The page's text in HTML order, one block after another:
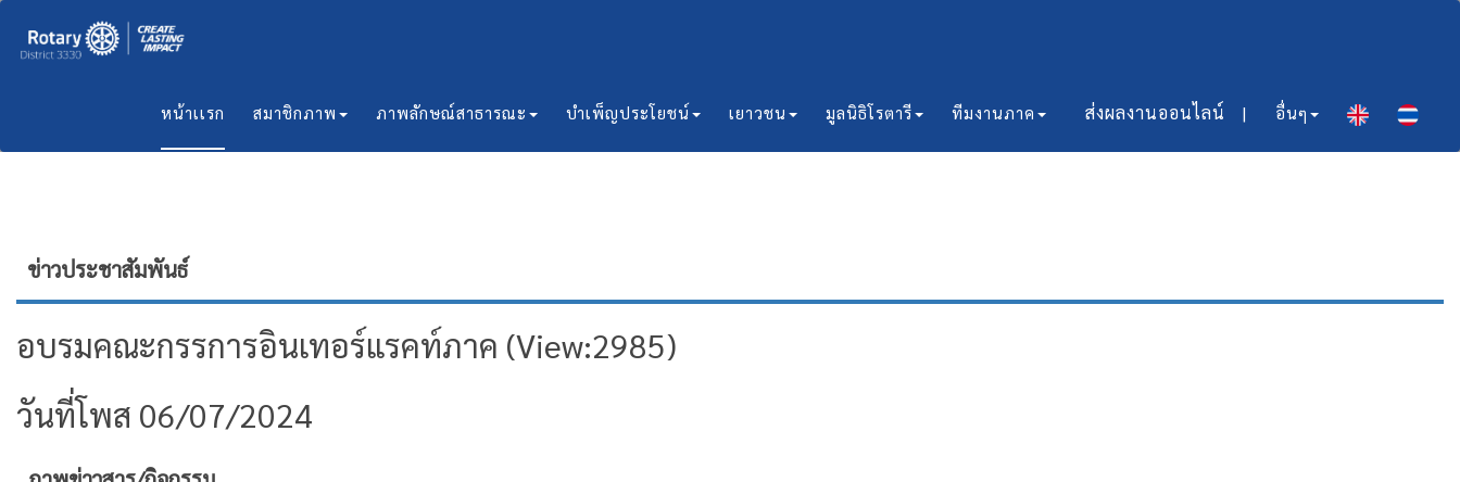
หน้าเเรก สมาชิกภาพ ภาพลักษณ์สาธารณะ บำเพ็ญประโยชน์ เยาวชน มูลนิธิโรตารี ทีมงานภาค ส่งผลงานออนไลน์​ | อื่นๆ
ข่าวประชาสัมพันธ์
อบรมคณะกรรการอินเทอร์แรคท์ภาค (View:2985)
วันที่โพส 06/07/2024